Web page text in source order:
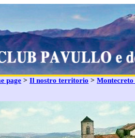
page > Il nostro territorio > Montecreto